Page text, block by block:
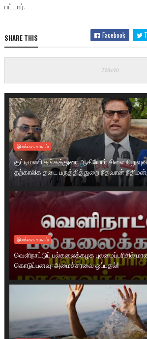
பட்டார்.
SHARE THIS Facebook
இலங்கை.உலகம்
குட்டிமணி தங்கத்துரை ஆகியோர் சிலை
தற்காலிக தடை பருத்தித்துறை நீதவான்
இலங்கை.உலகம்
வெளிநாட்டுப் பல்கலைக்கழக புலமைப்பரிசில்
கொடுப்பனவு: அமைச்சரவை ஒப்புதல்!